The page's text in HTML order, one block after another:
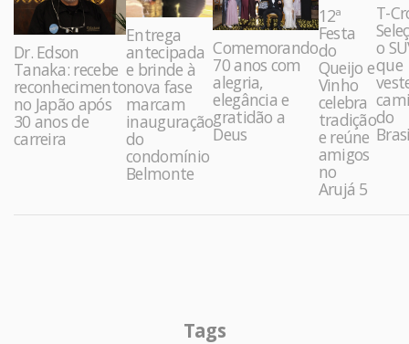
Dr. Edson
Tanaka: recebe
reconhecimento
no Japão após
30 anos de
carreira
Entrega
antecipada
e brinde à
nova fase
marcam
inauguração
do
condomínio
Belmonte
Comemorando
70 anos com
alegria,
elegância e
gratidão a
Deus
12ª
Festa
do
Queijo e
Vinho
celebra
tradição
e reúne
amigos
no
Arujá 5
T-
o
que
do
Tags